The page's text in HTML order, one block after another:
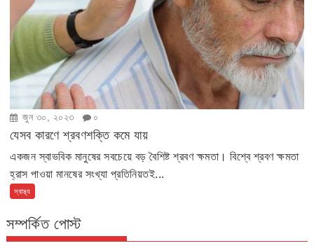
জুন ৩০, ২০২৩ ০
যেসব কারণে শ্রবণশক্তি কমে যায়
একজন স্বাভবিক মানুষের সবচেয়ে বড় বৈশিষ্ট শ্রবণ ক্ষমতা। বিশ্বে শ্রবণ ক্ষমতা
হ্রাস পাওয়া মানষের সংখ্যা প্রতিনিয়তই...
স্বাস্থ্য
সম্পর্কিত পোস্ট